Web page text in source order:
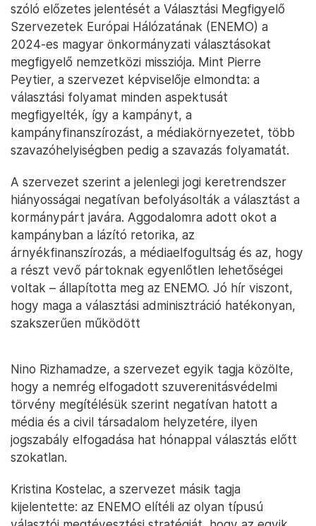
szóló előzetes jelentését a Választási Megfigyelő
Szervezetek Európai Hálózatának (ENEMO) a
2024-es magyar önkormányzati választásokat
megfigyelő nemzetközi missziója. Mint Pierre
Peytier, a szervezet képviselője elmondta: a
választási folyamat minden aspektusát
megfigyelték, így a kampányt, a
kampányfinanszírozást, a médiakörnyezetet, több
szavazóhelyiségben pedig a szavazás folyamatát.
A szervezet szerint a jelenlegi jogi keretrendszer
hiányosságai negatívan befolyásolták a választást a
kormánypárt javára. Aggodalomra adott okot a
kampányban a lázító retorika, az
árnyékfinanszírozás, a médiaelfogultság és az, hogy
a részt vevő pártoknak egyenlőtlen lehetőségei
voltak – állapította meg az ENEMO. Jó hír viszont,
hogy maga a választási adminisztráció hatékonyan,
szakszerűen működött
Nino Rizhamadze, a szervezet egyik tagja közölte,
hogy a nemrég elfogadott szuverenitásvédelmi
törvény megítélésük szerint negatívan hatott a
média és a civil társadalom helyzetére, ilyen
jogszabály elfogadása hat hónappal választás előtt
szokatlan.
Kristina Kostelac, a szervezet másik tagja
kijelentette: az ENEMO elítéli az olyan típusú